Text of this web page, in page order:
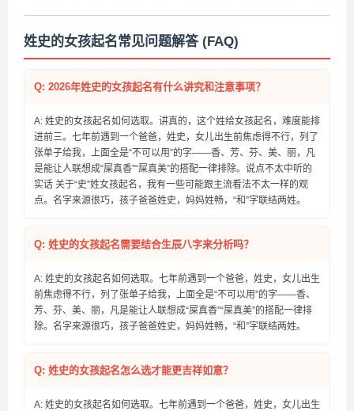
收藏
姓史的女孩起名常见问题解答 (FAQ)
Q: 2026年姓史的女孩起名有什么讲究和注意事项？
A: 姓史的女孩起名如何选取。讲真的，这个姓给女孩起名，难度能排
进前三。七年前遇到一个爸爸，姓史，女儿出生前焦虑得不行，列了
张单子给我，上面全是“不可以用”的字——香、芳、芬、美、丽，凡
是能让人联想成“屎真香”“屎真美”的搭配一律排除。说点不太中听的
实话 关于“史”姓女孩起名，我有一些可能跟主流看法不太一样的观
点。名字来源很巧，孩子爸爸姓史，妈妈姓畅，“和”字联结两姓。
Q: 姓史的女孩起名需要结合生辰八字来分析吗？
A: 姓史的女孩起名如何选取。七年前遇到一个爸爸，姓史，女儿出生
前焦虑得不行，列了张单子给我，上面全是“不可以用”的字——香、
芳、芬、美、丽，凡是能让人联想成“屎真香”“屎真美”的搭配一律排
除。名字来源很巧，孩子爸爸姓史，妈妈姓畅，“和”字联结两姓。
Q: 姓史的女孩起名怎么选才能更吉祥如意？
A: 姓史的女孩起名如何选取。七年前遇到一个爸爸，姓史，女儿出生